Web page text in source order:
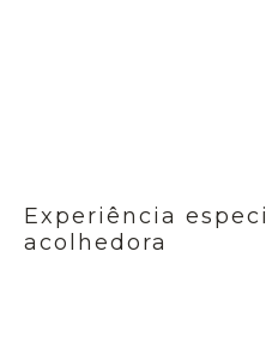
Experiência
acolhedora